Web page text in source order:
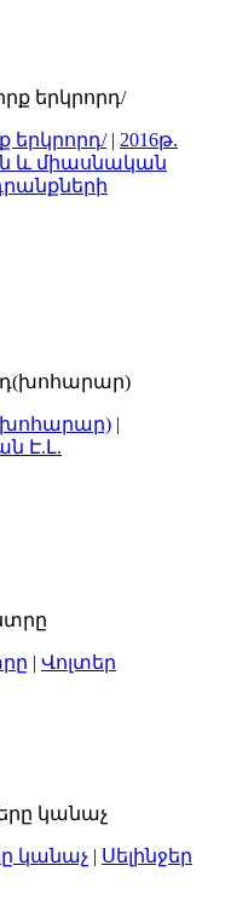
երկրորդ/| 2016թ.
միասնական
|
Է.Լ.
| Վոլտեր
կանաչ | Սելինջեր